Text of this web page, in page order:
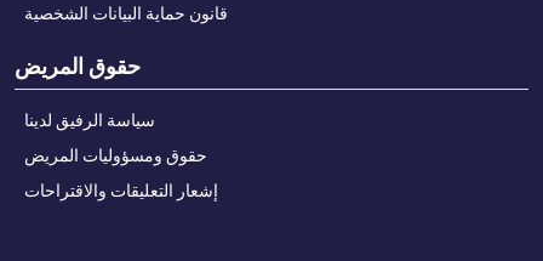
قانون حماية البيانات الشخصية
حقوق المريض
سياسة الرفيق لدينا
حقوق ومسؤوليات المريض
إشعار التعليقات والاقتراحات